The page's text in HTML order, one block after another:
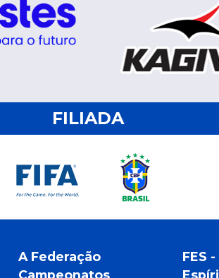
FILIADA
A Federação
Campeonatos
FES